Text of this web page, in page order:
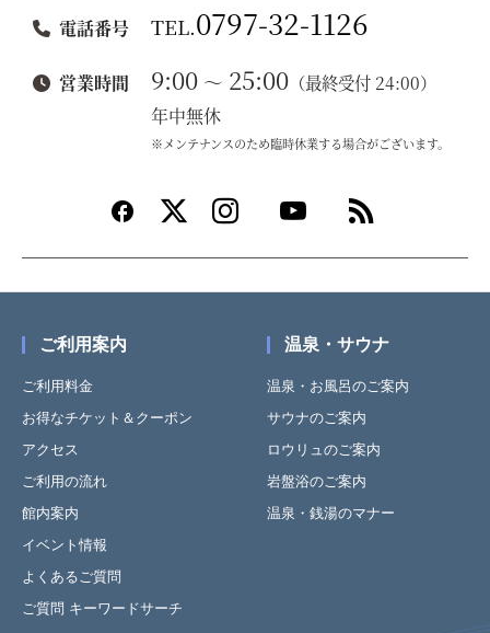
電話番号 TEL.0797-32-1126
営業時間 9:00 ～ 25:00 （最終受付 24:00）
年中無休
※メンテナンスのため臨時休業する場合がございます。
ご利用案内
ご利用料金
お得なチケット＆クーポン
アクセス
ご利用の流れ
館内案内
イベント情報
よくあるご質問
ご質問 キーワードサーチ
温泉・サウナ
温泉・お風呂のご案内
サウナのご案内
ロウリュのご案内
岩盤浴のご案内
温泉・銭湯のマナー